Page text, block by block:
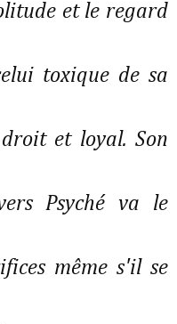
et le regard
toxique de sa
et loyal. Son
Psyché va le
même s'il se